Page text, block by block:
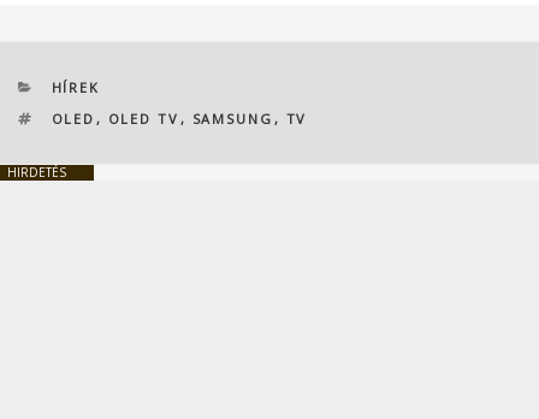
KATEGÓRIÁK
HÍREK
CÍMKÉK
OLED , OLED TV , SAMSUNG , TV
HIRDETÉS